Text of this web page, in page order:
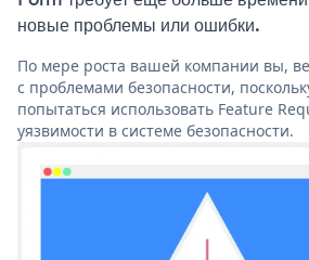
новые проблемы или ошибки.
По мере роста вашей компании вы,
с проблемами безопасности,
попытаться использовать Feature
уязвимости в системе безопасности.